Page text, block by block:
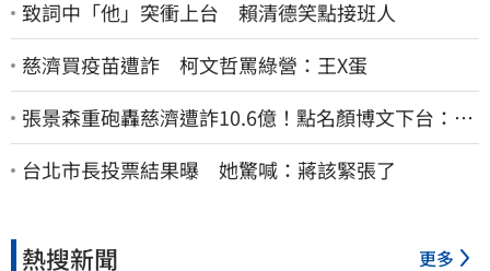
致詞中「他」突衝上台 賴清德笑點接班人
慈濟買疫苗遭詐 柯文哲罵綠營：王X蛋
張景森重砲轟慈濟遭詐10.6億！點名顏博文下台：為
什麼這麼好騙？
台北市長投票結果曝 她驚喊：蔣該緊張了
熱搜新聞 更多